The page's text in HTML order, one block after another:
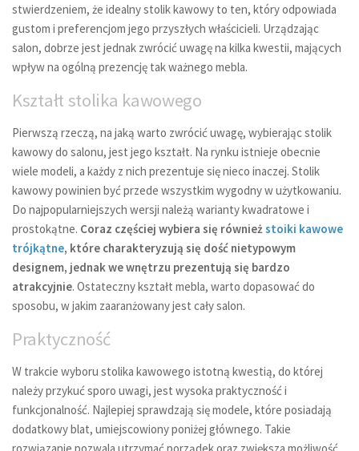
stwierdzeniem, że idealny stolik kawowy to ten, który odpowiada
gustom i preferencjom jego przyszłych właścicieli. Urządzając
salon, dobrze jest jednak zwrócić uwagę na kilka kwestii, mających
wpływ na ogólną prezencję tak ważnego mebla.
Kształt stolika kawowego
Pierwszą rzeczą, na jaką warto zwrócić uwagę, wybierając stolik
kawowy do salonu, jest jego kształt. Na rynku istnieje obecnie
wiele modeli, a każdy z nich prezentuje się nieco inaczej. Stolik
kawowy powinien być przede wszystkim wygodny w użytkowaniu.
Do najpopularniejszych wersji należą warianty kwadratowe i
prostokątne. Coraz częściej wybiera się również stoiki kawowe
trójkątne, które charakteryzują się dość nietypowym
designem, jednak we wnętrzu prezentują się bardzo
atrakcyjnie. Ostateczny kształt mebla, warto dopasować do
sposobu, w jakim zaaranżowany jest cały salon.
Praktyczność
W trakcie wyboru stolika kawowego istotną kwestią, do której
należy przykuć sporo uwagi, jest wysoka praktyczność i
funkcjonalność. Najlepiej sprawdzają się modele, które posiadają
dodatkowy blat, umiejscowiony poniżej głównego. Takie
rozwiązanie pozwala utrzymać porządek oraz zwiększa możliwość